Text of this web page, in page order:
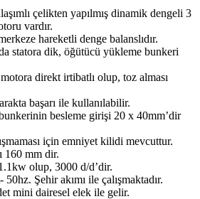
çelikten yapılmış dinamik dengeli 3
vardır.
hareketli denge balanslıdır.
statora dik, öğütücü yükleme bunkeri
direkt irtibatlı olup, toz alması
başarı ile kullanılabilir.
besleme girişi 20 x 40mm’dir
için emniyet kilidi mevcuttur.
160 mm dir.
olup, 3000 d/d’dir.
Şehir akımı ile çalışmaktadır.
mini dairesel elek ile gelir.